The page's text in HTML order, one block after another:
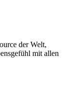
der Welt,
mit allen